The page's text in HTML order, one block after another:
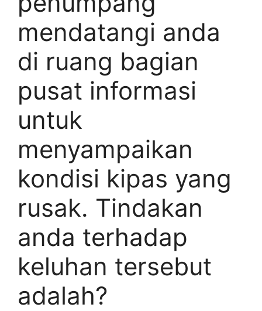
mendatangi anda
di ruang bagian
pusat informasi
untuk
menyampaikan
kondisi kipas yang
rusak. Tindakan
anda terhadap
keluhan tersebut
adalah?